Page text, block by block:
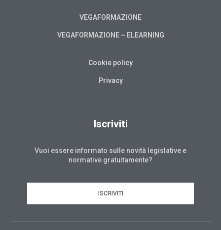
VEGAFORMAZIONE
VEGAFORMAZIONE – ELEARNING
Cookie policy
Privacy
Iscriviti
Vuoi essere informato sulle novità legislative e
normative gratuitamente?
ISCRIVITI